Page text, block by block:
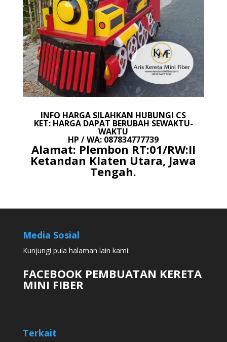
INFO HARGA SILAHKAN HUBUNGI CS
KET: HARGA DAPAT BERUBAH SEWAKTU-
WAKTU
HP / WA: 087834777739
Alamat: Plembon RT:01/RW:II
Ketandan Klaten Utara, Jawa
Tengah.
Media Sosial
Kunjungi pula halaman lain kami:
FACEBOOK PEMBUATAN KERETA
MINI FIBER
Terkait